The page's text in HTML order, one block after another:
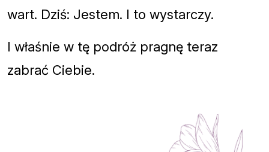
wart. Dziś: Jestem. I to wystarczy.
I właśnie w tę podróż pragnę teraz
zabrać Ciebie.